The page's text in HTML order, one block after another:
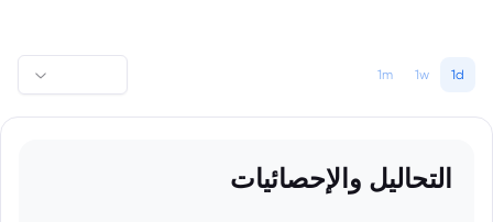
1d
1w
1m
التحاليل والإحصائيات